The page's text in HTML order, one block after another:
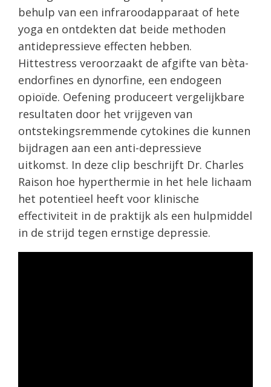
behulp van een infraroodapparaat of hete
yoga en ontdekten dat beide methoden
antidepressieve effecten hebben.
Hittestress veroorzaakt de afgifte van bèta-
endorfines en dynorfine, een endogeen
opioïde. Oefening produceert vergelijkbare
resultaten door het vrijgeven van
ontstekingsremmende cytokines die kunnen
bijdragen aan een anti-depressieve
uitkomst. In deze clip beschrijft Dr. Charles
Raison hoe hyperthermie in het hele lichaam
het potentieel heeft voor klinische
effectiviteit in de praktijk als een hulpmiddel
in de strijd tegen ernstige depressie.